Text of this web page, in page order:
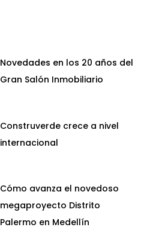
Novedades en los 20 años del
Gran Salón Inmobiliario
Construverde crece a nivel
internacional
Cómo avanza el novedoso
megaproyecto Distrito
Palermo en Medellín